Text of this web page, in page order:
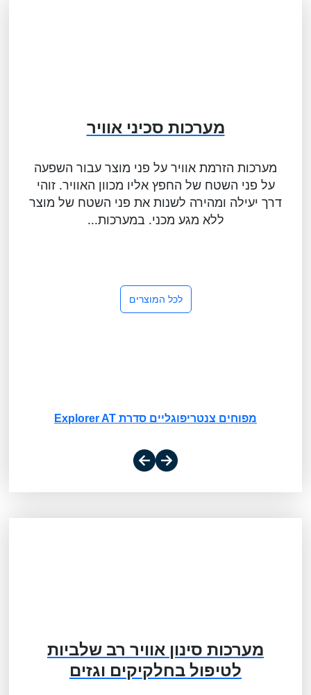
מערכות סכיני אוויר
מערכות הזרמת אוויר על פני מוצר עבור השפעה
על פני השטח של החפץ אליו מכוון האוויר. זוהי
דרך יעילה ומהירה לשנות את פני השטח של מוצר
ללא מגע מכני. במערכות...
לכל המוצרים
מפוחים צנטריפוגליים סדרת Explorer AT
מערכות סינון אוויר רב שלביות
לטיפול בחלקיקים וגזים